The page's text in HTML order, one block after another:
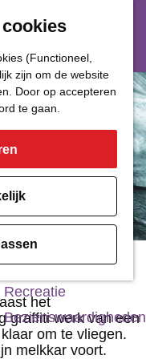
(Functioneel,
zijn om de website
Door op accepteren
te gaan.
Restaurant
Eetcafé
Café of Bar
Nachtclub
Bioscoop & Theater
Uitgaan
Monumenten
Musea
Recreatie
Bezienswaardigheden
het
graffiti werk van een
om te vliegen.
melkkar voort.